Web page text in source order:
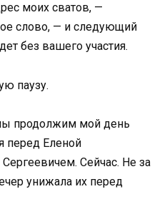
моих сватов, —
слово, — и следующий
без вашего участия.
паузу.
продолжим мой день
перед Еленой
Сейчас. Не за
унижала их перед